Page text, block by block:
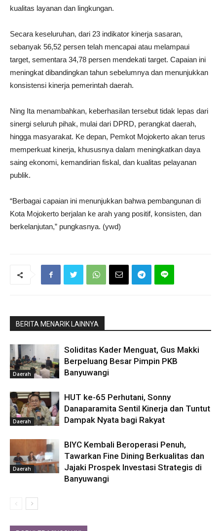
kualitas layanan dan lingkungan.
Secara keseluruhan, dari 23 indikator kinerja sasaran,
sebanyak 56,52 persen telah mencapai atau melampaui
target, sementara 34,78 persen mendekati target. Capaian ini
meningkat dibandingkan tahun sebelumnya dan menunjukkan
konsistensi kinerja pemerintah daerah.
Ning Ita menambahkan, keberhasilan tersebut tidak lepas dari
sinergi seluruh pihak, mulai dari DPRD, perangkat daerah,
hingga masyarakat. Ke depan, Pemkot Mojokerto akan terus
memperkuat kinerja, khususnya dalam meningkatkan daya
saing ekonomi, kemandirian fiskal, dan kualitas pelayanan
publik.
“Berbagai capaian ini menunjukkan bahwa pembangunan di
Kota Mojokerto berjalan ke arah yang positif, konsisten, dan
berkelanjutan,” pungkasnya. (ywd)
BERITA MENARIK LAINNYA
Daerah
Soliditas Kader Menguat, Gus Makki
Berpeluang Besar Pimpin PKB
Banyuwangi
Daerah
HUT ke-65 Perhutani, Sonny
Danaparamita Sentil Kinerja dan Tuntut
Dampak Nyata bagi Rakyat
Daerah
BIYC Kembali Beroperasi Penuh,
Tawarkan Fine Dining Berkualitas dan
Jajaki Prospek Investasi Strategis di
Banyuwangi